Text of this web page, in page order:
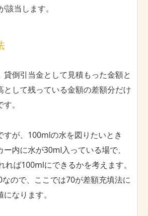
当します。
貸倒引当金として見積もった金額と
として残っている金額の差額分だけ
。
すが、100mlの水を図りたいとき
内に水が30ml入っている場で、
れば100mlにできるかを考えます。
ので、ここでは70が差額充填法に
なります。